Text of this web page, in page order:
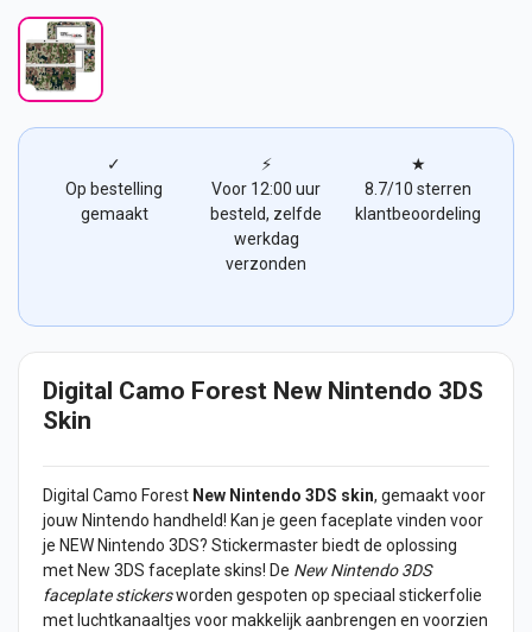
✓
Op bestelling
gemaakt
⚡
Voor 12:00 uur
besteld, zelfde
werkdag
verzonden
★
8.7/10 sterren
klantbeoordeling
Digital Camo Forest New Nintendo 3DS
Skin
Digital Camo Forest New Nintendo 3DS skin, gemaakt voor
jouw Nintendo handheld! Kan je geen faceplate vinden voor
je NEW Nintendo 3DS? Stickermaster biedt de oplossing
met New 3DS faceplate skins! De New Nintendo 3DS
faceplatestickersworden gespoten op speciaal stickerfolie
met luchtkanaaltjes voor makkelijk aanbrengen en voorzien